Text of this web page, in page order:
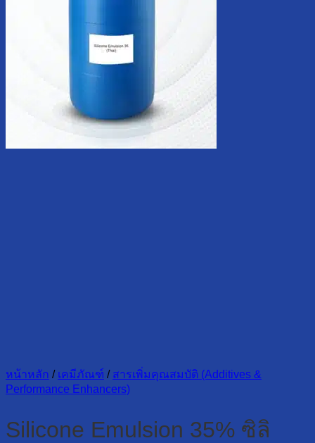
หน้าหลัก / เคมีภัณฑ์ / สารเพิ่มคุณสมบัติ (Additives &
Performance Enhancers)
Silicone Emulsion 35% ซิลิ